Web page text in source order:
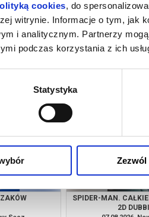
cookies, do
witrynie. Informacje o tym, jak
i analitycznym. Partnerzy
podczas korzystania z ich
Statystyka
Zezwól
kup bilet
PUCIO -
SPIDER-MAN.
2D